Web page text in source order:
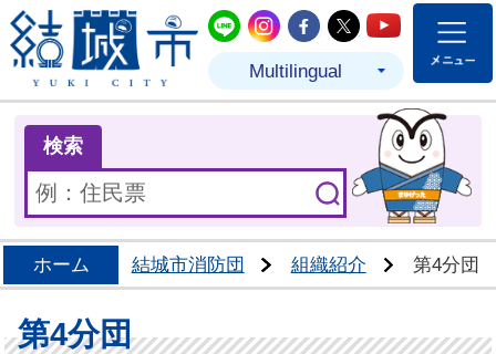
結城市公式LINE
結城市公式Instagram
結城市公式
結城市公式
結城市
Multilingual
検索
ホーム 結城市消防団 組織紹介 第4分団
第4分団